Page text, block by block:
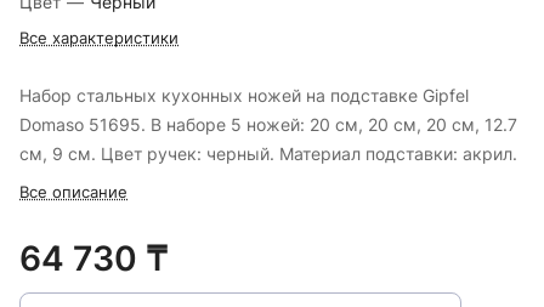
Все характеристики
Набор стальных кухонных ножей на подставке Gipfel
Domaso 51695. В наборе 5 ножей: 20 см, 20 см, 20 см, 12.7
см, 9 см. Цвет ручек: черный. Материал подставки: акрил.
Все описание
64 730 ₸